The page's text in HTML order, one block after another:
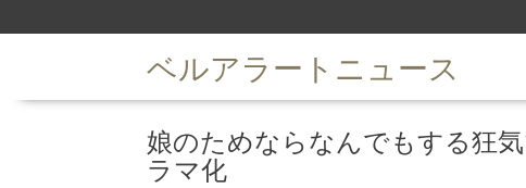
k
ベルアラートニュース
娘のためならなんでもする狂
ラマ化